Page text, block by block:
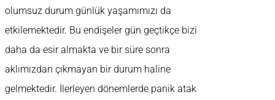
olumsuz durum günlük yaşamımızı da
etkilemektedir. Bu endişeler gün geçtikçe bizi
daha da esir almakta ve bir süre sonra
aklımızdan çıkmayan bir durum haline
gelmektedir. İlerleyen dönemlerde panik atak